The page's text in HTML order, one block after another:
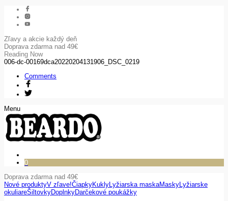
Zľavy a akcie každý deň
Doprava zdarma nad 49€
Reading Now
006-dc-00169dca20220204131906_DSC_0219
Comments
Menu
0
Doprava zdarma nad 49€
Nové produktyV zľave!ČiapkyKuklyLyžiarska maskaMaskyLyžiarske
okuliareŠiltovkyDoplnkyDarčekové poukážky